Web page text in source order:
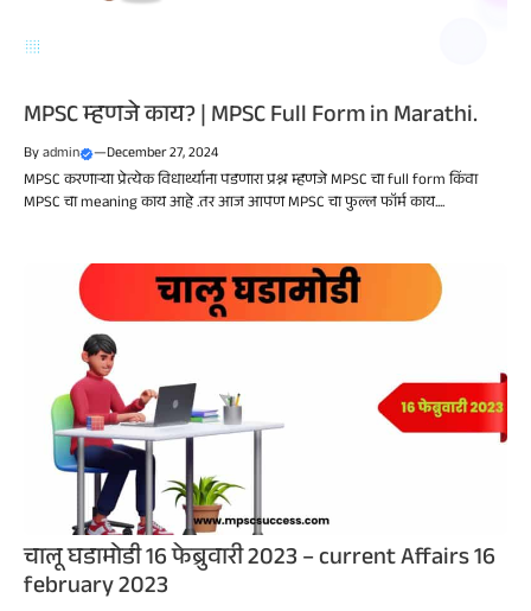
MPSC म्हणजे काय? | MPSC Full Form in Marathi.
Byadmin —December 27, 2024
MPSC करणाऱ्या प्रेत्येक विधार्थ्याना पडणारा प्रश्न म्हणजे MPSC चा full form किंवा
MPSC चा meaning काय आहे .तर आज आपण MPSC चा फुल्ल फॉर्म काय....
चालू घडामोडी 16 फेब्रुवारी 2023 – current Affairs 16
february 2023